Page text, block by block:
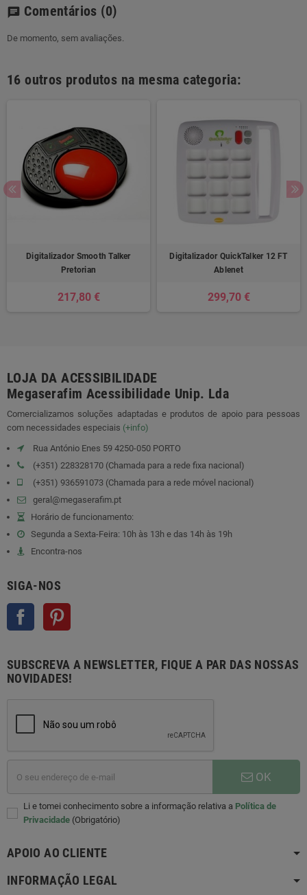
chat Comentários (0)
De momento, sem avaliações.
16 outros produtos na mesma categoria:
Digitalizador Smooth Talker
Pretorian
217,80 €
Digitalizador QuickTalker 12 FT
Ablenet
299,70 €
LOJA DA ACESSIBILIDADE
Megaserafim Acessibilidade Unip. Lda
Comercializamos soluções adaptadas e produtos de apoio para pessoas
com necessidades especiais (+info)
Rua António Enes 59 4250-050 PORTO
(+351) 228328170 (Chamada para a rede fixa nacional)
(+351) 936591073 (Chamada para a rede móvel nacional)
geral@megaserafim.pt
Horário de funcionamento:
Segunda a Sexta-Feira: 10h às 13h e das 14h às 19h
Encontra-nos
SIGA-NOS
Facebook
SUBSCREVA A NEWSLETTER, FIQUE A PAR DAS NOSSAS
NOVIDADES!
OK
Li e tomei conhecimento sobre a informação relativa a Política de
Privacidade (Obrigatório)
APOIO AO CLIENTE
INFORMAÇÃO LEGAL